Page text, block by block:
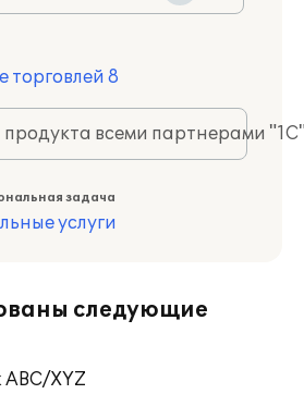
торговлей 8
всеми партнерами
задача
услуги
следующие
XYZ